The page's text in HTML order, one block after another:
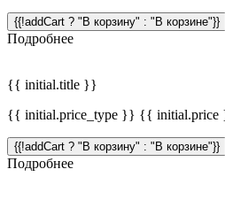
{{!addCart ? "В корзину" : "В корзине"}}
Подробнее
{{ initial.title }}
{{ initial.price_type }} {{
{{!addCart ? "В корзину" : "В корзине"}}
Подробнее